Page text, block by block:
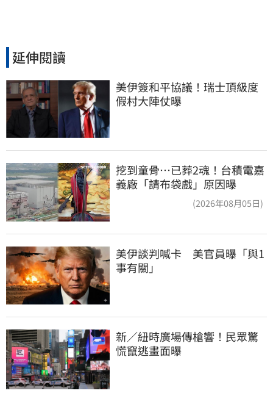
延伸閱讀
美伊簽和平協議！瑞士頂級度
假村大陣仗曝
挖到童骨…已葬2魂！台積電嘉
義廠「請布袋戲」原因曝
(2026年08月05日)
美伊談判喊卡　美官員曝「與1
事有關」
新／紐時廣場傳槍響！民眾驚
慌竄逃畫面曝